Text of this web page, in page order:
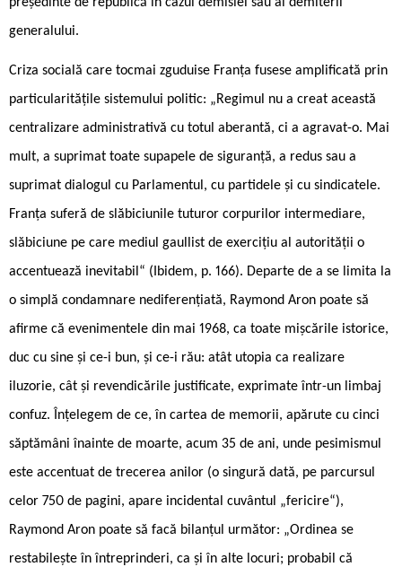
generalului.
Criza socială care tocmai zguduise Franța fusese amplificată prin
particularitățile sistemului politic: „Regimul nu a creat această
centralizare administrativă cu totul aberantă, ci a agravat-o. Mai
mult, a suprimat toate supapele de siguranță, a redus sau a
suprimat dialogul cu Parlamentul, cu partidele și cu sindicatele.
Franța suferă de slăbiciunile tuturor corpurilor intermediare,
slăbiciune pe care mediul gaullist de exercițiu al autorității o
accentuează inevitabil“ (Ibidem, p. 166). Departe de a se limita la
o simplă condamnare nediferențiată, Raymond Aron poate să
afirme că evenimentele din mai 1968, ca toate mișcările istorice,
duc cu sine și ce-i bun, și ce-i rău: atât utopia ca realizare
iluzorie, cât și revendicările justificate, exprimate într-un limbaj
confuz. Înțelegem de ce, în cartea de memorii, apărute cu cinci
săptămâni înainte de moarte, acum 35 de ani, unde pesimismul
este accentuat de trecerea anilor (o singură dată, pe parcursul
celor 750 de pagini, apare incidental cuvântul „fericire“),
Raymond Aron poate să facă bilanțul următor: „Ordinea se
restabilește în întreprinderi, ca și în alte locuri; probabil că